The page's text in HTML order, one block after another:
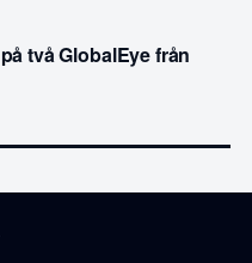
två GlobalEye från